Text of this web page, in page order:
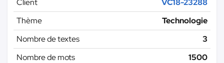
Client
VC18-23288
Thème
Technologie
Nombre de textes
3
Nombre de mots
1500